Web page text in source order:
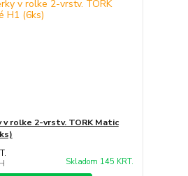
rolke 2-vrstv. TORK Matic
Skladom 145 KRT.